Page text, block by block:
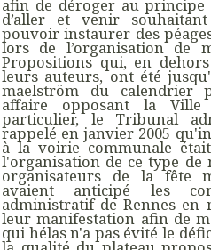
afin de déroger au
d’aller et venir
pouvoir instaurer des
lors de l’organisation de
Propositions qui, en
leurs auteurs, ont été
maelström du calendrier
affaire opposant la
particulier, le Tribunal
rappelé en janvier 2005
à la voirie communale
l'organisation de ce type de
organisateurs de la fête
avaient anticipé les
administratif de Rennes
leur manifestation afin de
qui hélas n'a pas évité le